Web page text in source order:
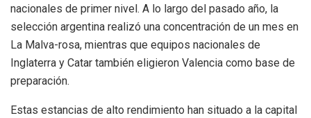
nacionales de primer nivel. A lo largo del pasado año, la
selección argentina realizó una concentración de un mes en
La Malva-rosa, mientras que equipos nacionales de
Inglaterra y Catar también eligieron Valencia como base de
preparación.
Estas estancias de alto rendimiento han situado a la capital